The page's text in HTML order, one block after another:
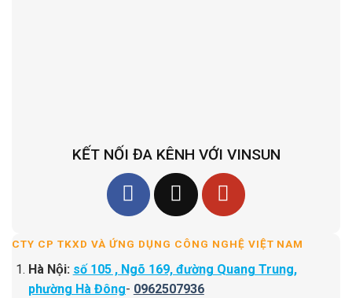
KẾT NỐI ĐA KÊNH VỚI VINSUN
CTY CP TKXD VÀ ỨNG DỤNG CÔNG NGHỆ VIỆT NAM
Hà Nội: số 105 , Ngõ 169, đường Quang Trung,
phường Hà Đông- 0962507936